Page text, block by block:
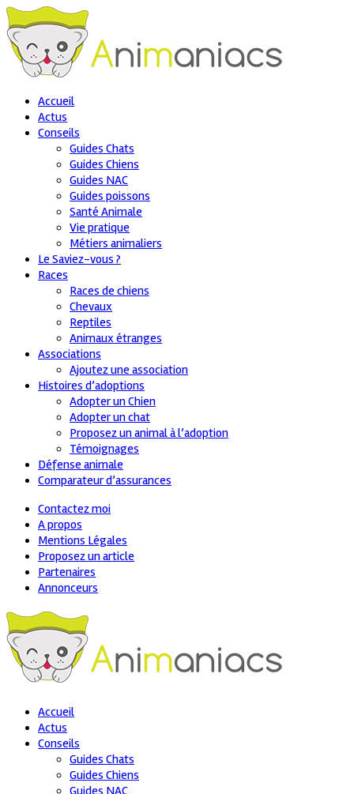
Accueil
Actus
Conseils
Guides Chats
Guides Chiens
Guides NAC
Guides poissons
Santé Animale
Vie pratique
Métiers animaliers
Le Saviez-vous ?
Races
Races de chiens
Chevaux
Reptiles
Animaux étranges
Associations
Ajoutez une association
Histoires d’adoptions
Adopter un Chien
Adopter un chat
Proposez un animal à l’adoption
Témoignages
Défense animale
Comparateur d’assurances
Contactez moi
A propos
Mentions Légales
Proposez un article
Partenaires
Annonceurs
Accueil
Actus
Conseils
Guides Chats
Guides Chiens
Guides NAC